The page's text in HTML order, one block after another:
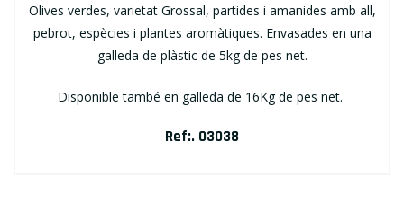
Olives verdes, varietat Grossal, partides i amanides amb all,
pebrot, espècies i plantes aromàtiques. Envasades en una
galleda de plàstic de 5kg de pes net.
Disponible també en galleda de 16Kg de pes net.
Ref:. 03038